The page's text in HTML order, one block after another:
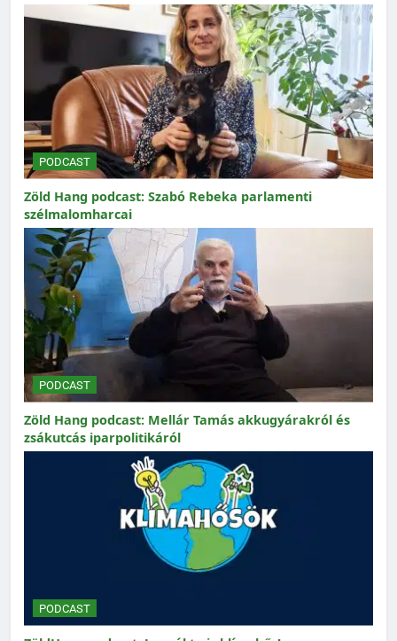
PODCAST
Zöld Hang podcast: Szabó Rebeka parlamenti
szélmalomharcai
PODCAST
Zöld Hang podcast: Mellár Tamás akkugyárakról és
zsákutcás iparpolitikáról
PODCAST